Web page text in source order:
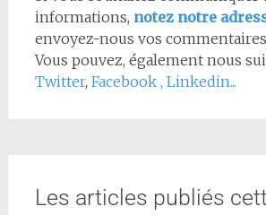
informations, notez notre
envoyez-nous vos
Vous pouvez, également nous
Twitter, Facebook , Linkedin...
Les articles publiés